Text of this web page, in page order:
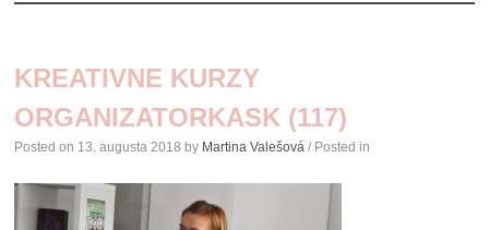
CONTENT
KREATIVNE KURZY
ORGANIZATORKASK (117)
Posted on 13. augusta 2018 by Martina Valešová / Posted in